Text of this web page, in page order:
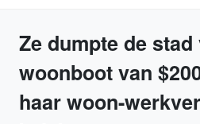
Ze dumpte de stad
woonboot van
haar woon-